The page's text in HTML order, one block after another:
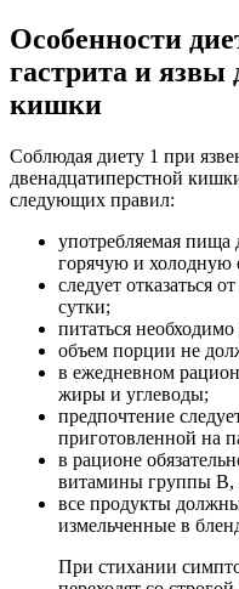
Особенности
гастрита и язвы
кишки
Соблюдая диету 1 при
двенадцатиперстной
следующих правил:
употребляемая
горячую и холодную
следует отказаться
сутки;
питаться
объем порции не
в ежедневном
жиры и углеводы;
предпочтение
приготовленной на
в рационе
витамины группы
все продукты
измельченные в
При стихании